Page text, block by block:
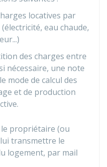
locatives par
eau chaude,
des charges entre
nécessaire, une note
mode de calcul des
et de production
propriétaire (ou
transmettre le
logement, par mail